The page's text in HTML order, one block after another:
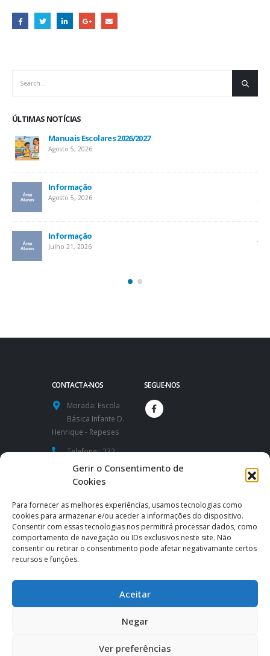
Gerir o Consentimento de
Cookies
Para fornecer as melhores experiências, usamos tecnologias como
cookies para armazenar e/ou aceder a informações do dispositivo.
Consentir com essas tecnologias nos permitirá processar dados, como
comportamento de navegação ou IDs exclusivos neste site. Não
consentir ou retirar o consentimento pode afetar negativamante certos
recursos e funções.
Aceitar
Negar
Ver preferências
ÚLTIMAS NOTÍCIAS
Manuais Escolares 2026/2027
Agosto 5, 2026
Informação
Agosto 5, 2026
Informação
Julho 21, 2026
CONTACTA-NOS
Morada: Escola
Básica Infante D.
Henrique - Repeses
Telefone::232
424 591 / 232
426 260
https://www.aeidh.pt
Email:
direcao@aeidh.pt|
secretaria@aeidh.pt
SEGUE-NOS